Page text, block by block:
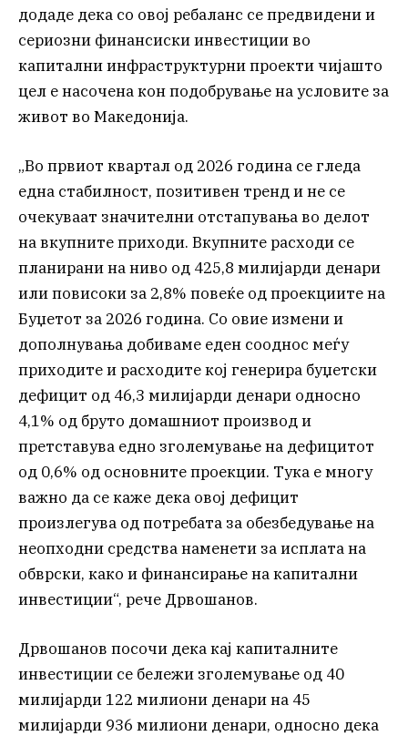
додаде дека со овој ребаланс се предвидени и
сериозни финансиски инвестиции во
капитални инфраструктурни проекти чијашто
цел е насочена кон подобрување на условите за
живот во Македонија.
„Во првиот квартал од 2026 година се гледа
една стабилност, позитивен тренд и не се
очекуваат значителни отстапувања во делот
на вкупните приходи. Вкупните расходи се
планирани на ниво од 425,8 милијарди денари
или повисоки за 2,8% повеќе од проекциите на
Буџетот за 2026 година. Со овие измени и
дополнувања добиваме еден сооднос меѓу
приходите и расходите кој генерира буџетски
дефицит од 46,3 милијарди денари односно
4,1% од бруто домашниот производ и
претставува едно зголемување на дефицитот
од 0,6% од основните проекции. Тука е многу
важно да се каже дека овој дефицит
произлегува од потребата за обезбедување на
неопходни средства наменети за исплата на
обврски, како и финансирање на капитални
инвестиции“, рече Дрвошанов.
Дрвошанов посочи дека кај капиталните
инвестиции се бележи зголемување од 40
милијарди 122 милиони денари на 45
милијарди 936 милиони денари, односно дека